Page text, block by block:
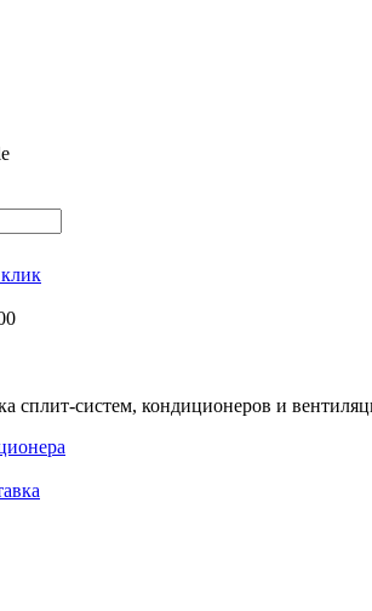
клик
сплит-систем, кондиционеров и